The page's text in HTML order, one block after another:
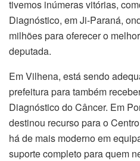
tivemos inúmeras vitórias,
Diagnóstico, em Ji-Paraná,
milhões para oferecer o
deputada.
Em Vilhena, está sendo
prefeitura para também
Diagnóstico do Câncer. Em
destinou recurso para o
há de mais moderno em
suporte completo para quem